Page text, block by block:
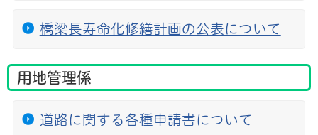
橋梁長寿命化修繕計画の公表について
用地管理係
道路に関する各種申請書について